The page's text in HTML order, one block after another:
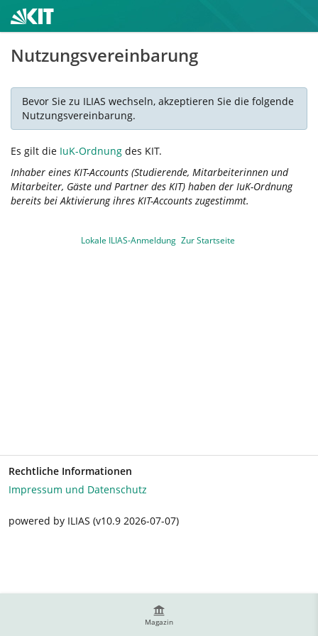
Magazin
Nutzungsvereinbarung
Bevor Sie zu ILIAS wechseln, akzeptieren Sie die folgende
Nutzungsvereinbarung.
Es gilt die IuK-Ordnung des KIT.
Inhaber eines KIT-Accounts (Studierende, Mitarbeiterinnen und
Mitarbeiter, Gäste und Partner des KIT) haben der IuK-Ordnung
bereits bei Aktivierung ihres KIT-Accounts zugestimmt.
Lokale ILIAS-Anmeldung Zur Startseite
Rechtliche Informationen
Impressum und Datenschutz
powered by ILIAS (v10.9 2026-07-07)